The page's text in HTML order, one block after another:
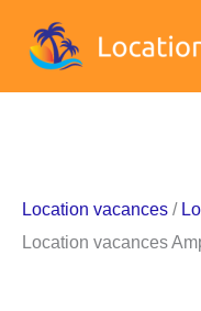
Location vacances /
Location vacances